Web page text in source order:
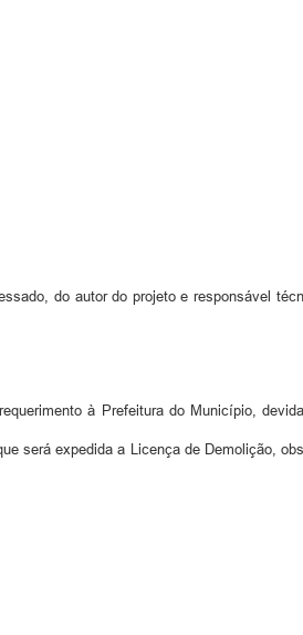
do autor do projeto e responsável
à Prefeitura do Município,
expedida a Licença de Demolição,